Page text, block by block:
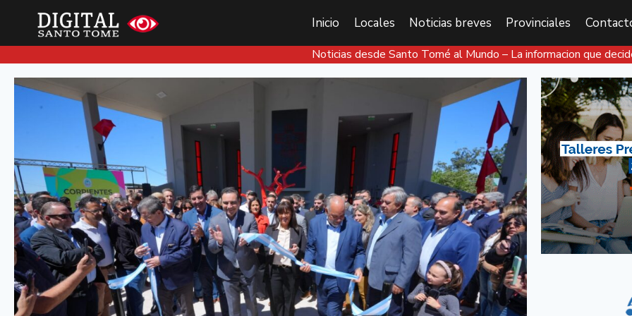
Inicio Locales Noticias breves Provinciales
Noticias desde Santo Tomé al Mundo – La informacion que